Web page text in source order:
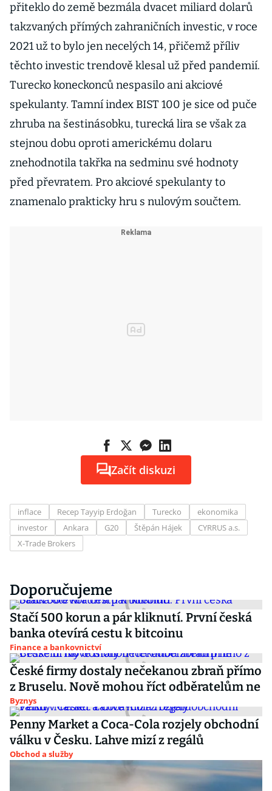
přiteklo do země bezmála dvacet miliard dolarů
takzvaných přímých zahraničních investic, v roce
2021 už to bylo jen necelých 14, přičemž příliv
těchto investic trendově klesal už před pandemií.
Turecko koneckonců nespasilo ani akciové
spekulanty. Tamní index BIST 100 je sice od puče
zhruba na šestinásobku, turecká lira se však za
stejnou dobu oproti americkému dolaru
znehodnotila takřka na sedminu své hodnoty
před převratem. Pro akciové spekulanty to
znamenalo prakticky hru s nulovým součtem.
Začít diskuzi
inflace Recep Tayyip Erdoğan Turecko
ekonomika
investor
Ankara G20 Štěpán Hájek
CYRRUS a.s.
X-Trade Brokers
Doporučujeme
Stačí 500 korun a pár kliknutí. První česká
banka otevírá cestu k bitcoinu
Finance a bankovnictví
České firmy dostaly nečekanou zbraň přímo
z Bruselu. Nově mohou říct odběratelům ne
Byznys
Penny Market a Coca-Cola rozjely obchodní
válku v Česku. Lahve mizí z regálů
Obchod a služby